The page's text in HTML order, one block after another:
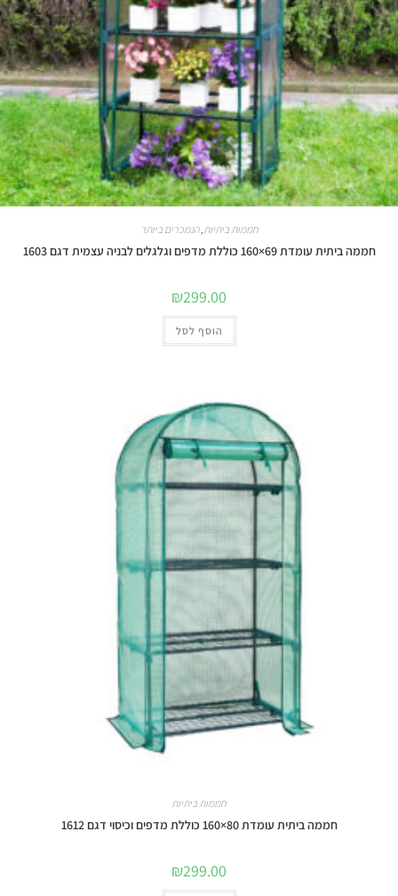
חממות ביתיות,הנמכרים ביותר
חממה ביתית עומדת 69×160 כוללת מדפים וגלגלים לבניה עצמית דגם 1603
₪299.00
הוסף לסל
חממות ביתיות
חממה ביתית עומדת 80×160 כוללת מדפים וכיסוי דגם 1612
₪299.00